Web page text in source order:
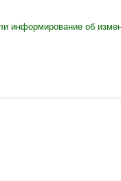
информирование об